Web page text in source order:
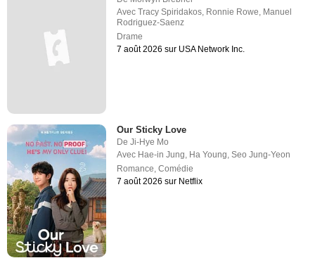
AvecTracy Spiridakos, Ronnie Rowe, Manuel
Rodriguez-Saenz
Drame
7 août 2026 sur USA Network Inc.
Our Sticky Love
DeJi-Hye Mo
Avec Hae-in Jung, Ha Young,Seo Jung-Yeon
Romance,Comédie
7 août 2026 sur Netflix